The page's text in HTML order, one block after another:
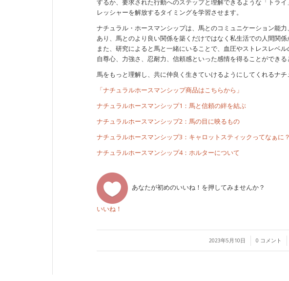
レッシャーを解放するタイミングを学習させます。
ナチュラル・ホースマンシップは、馬とのコミュニケーション能
あり、馬とのより良い関係を築くだけではなく私生活での人間関係
また、研究によると馬と一緒にいることで、血圧やストレスレベ
自尊心、力強さ、忍耐力、信頼感といった感情を得ることができる
馬をもっと理解し、共に仲良く生きていけるようにしてくれるナ
「ナチュラルホースマンシップ商品はこちらから」
ナチュラルホースマンシップ1：馬と信頼の絆を結ぶ
ナチュラルホースマンシップ2：馬の目に映るもの
ナチュラルホースマンシップ3：キャロットスティックってなぁに？
ナチュラルホースマンシップ4：ホルターについて
あなたが初めのいいね！を押してみませんか？
いいね！
2023年5月10日
/ 0 コメント
/